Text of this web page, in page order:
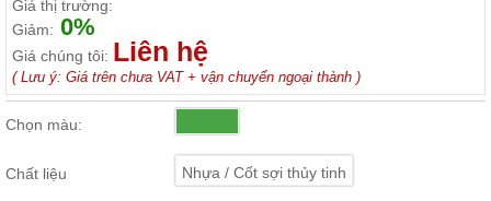
điểm
Nội
Thất
Phòng
Ăn
ghế
Giá thị trường:
Giảm: 0%
Giá chúng tôi: Liên hệ
( Lưu ý: Giá trên chưa VAT + vận chuyển ngoại thành )
Chọn màu:
Chất liệu Nhựa / Cốt sợi thủy tinh